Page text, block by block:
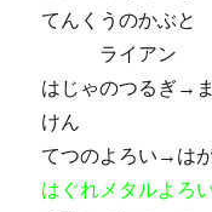
てんくうのかぶと
ライアン
はじゃのつるぎ→
けん
てつのよろい→は
はぐれメタルよろ